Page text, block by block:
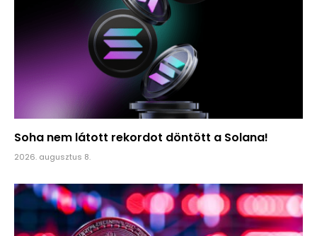
Soha nem látott rekordot döntött a Solana!
2026. augusztus 8.